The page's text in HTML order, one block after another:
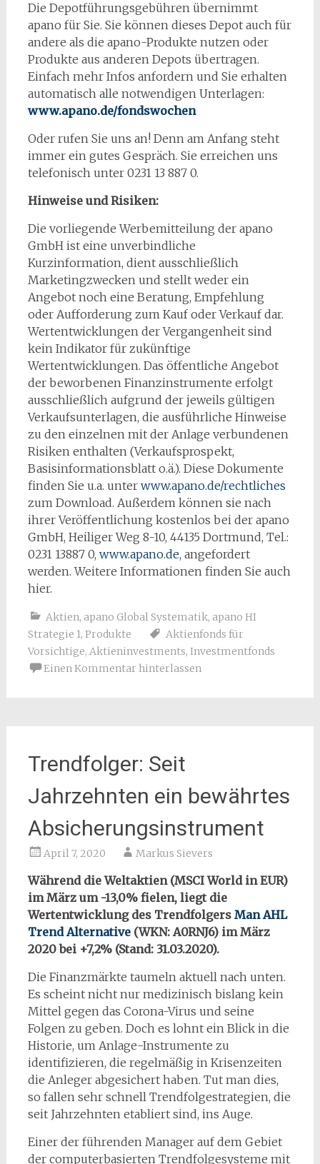
Die Depotführungsgebühren übernimmt
apano für Sie. Sie können dieses Depot auch für
andere als die apano-Produkte nutzen oder
Produkte aus anderen Depots übertragen.
Einfach mehr Infos anfordern und Sie erhalten
automatisch alle notwendigen Unterlagen:
www.apano.de/fondswochen
Oder rufen Sie uns an! Denn am Anfang steht
immer ein gutes Gespräch. Sie erreichen uns
telefonisch unter 0231 13 887 0.
Hinweise und Risiken:
Die vorliegende Werbemitteilung der apano
GmbH ist eine unverbindliche
Kurzinformation, dient ausschließlich
Marketingzwecken und stellt weder ein
Angebot noch eine Beratung, Empfehlung
oder Aufforderung zum Kauf oder Verkauf dar.
Wertentwicklungen der Vergangenheit sind
kein Indikator für zukünftige
Wertentwicklungen. Das öffentliche Angebot
der beworbenen Finanzinstrumente erfolgt
ausschließlich aufgrund der jeweils gültigen
Verkaufsunterlagen, die ausführliche Hinweise
zu den einzelnen mit der Anlage verbundenen
Risiken enthalten (Verkaufsprospekt,
Basisinformationsblatt o.ä.). Diese Dokumente
finden Sie u.a. unter www.apano.de/rechtliches
zum Download. Außerdem können sie nach
ihrer Veröffentlichung kostenlos bei der apano
GmbH, Heiliger Weg 8-10, 44135 Dortmund, Tel.:
0231 13887 0, www.apano.de, angefordert
werden. Weitere Informationen finden Sie auch
hier.
Aktien, apano Global Systematik, apano HI
Strategie 1, Produkte
Aktienfonds für
Vorsichtige, Aktieninvestments, Investmentfonds
Einen Kommentar hinterlassen
Trendfolger: Seit
Jahrzehnten ein bewährtes
Absicherungsinstrument
April 7, 2020 Markus Sievers
Während die Weltaktien (MSCI World in EUR)
im März um -13,0% fielen, liegt die
Wertentwicklung des Trendfolgers Man AHL
Trend Alternative(WKN: A0RNJ6) im März
2020 bei +7,2% (Stand: 31.03.2020).
Die Finanzmärkte taumeln aktuell nach unten.
Es scheint nicht nur medizinisch bislang kein
Mittel gegen das Corona-Virus und seine
Folgen zu geben. Doch es lohnt ein Blick in die
Historie, um Anlage-Instrumente zu
identifizieren, die regelmäßig in Krisenzeiten
die Anleger abgesichert haben. Tut man dies,
so fallen sehr schnell Trendfolgestrategien, die
seit Jahrzehnten etabliert sind, ins Auge.
Einer der führenden Manager auf dem Gebiet
der computerbasierten Trendfolgesysteme mit